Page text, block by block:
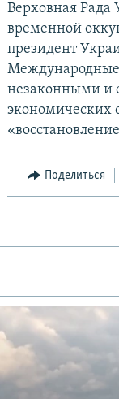
Верховная Рада
временной
президент
незаконными и
экономических
Поделиться